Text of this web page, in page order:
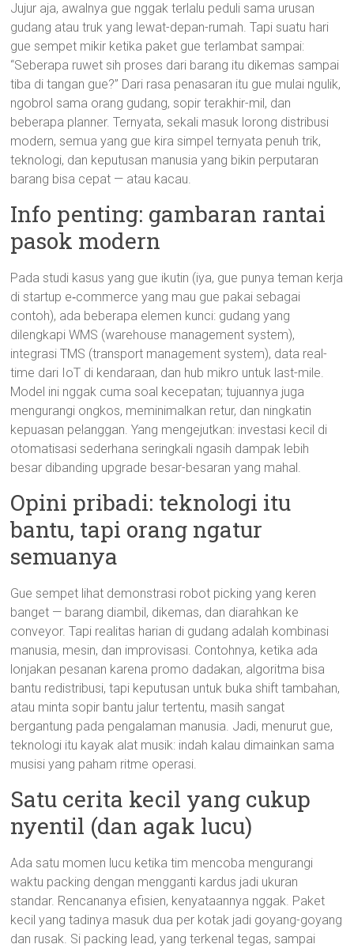
Jujur aja, awalnya gue nggak terlalu peduli sama urusan
gudang atau truk yang lewat-depan-rumah. Tapi suatu hari
gue sempet mikir ketika paket gue terlambat sampai:
“Seberapa ruwet sih proses dari barang itu dikemas sampai
tiba di tangan gue?” Dari rasa penasaran itu gue mulai ngulik,
ngobrol sama orang gudang, sopir terakhir-mil, dan
beberapa planner. Ternyata, sekali masuk lorong distribusi
modern, semua yang gue kira simpel ternyata penuh trik,
teknologi, dan keputusan manusia yang bikin perputaran
barang bisa cepat — atau kacau.
Info penting: gambaran rantai
pasok modern
Pada studi kasus yang gue ikutin (iya, gue punya teman kerja
di startup e‑commerce yang mau gue pakai sebagai
contoh), ada beberapa elemen kunci: gudang yang
dilengkapi WMS (warehouse management system),
integrasi TMS (transport management system), data real-
time dari IoT di kendaraan, dan hub mikro untuk last-mile.
Model ini nggak cuma soal kecepatan; tujuannya juga
mengurangi ongkos, meminimalkan retur, dan ningkatin
kepuasan pelanggan. Yang mengejutkan: investasi kecil di
otomatisasi sederhana seringkali ngasih dampak lebih
besar dibanding upgrade besar-besaran yang mahal.
Opini pribadi: teknologi itu
bantu, tapi orang ngatur
semuanya
Gue sempet lihat demonstrasi robot picking yang keren
banget — barang diambil, dikemas, dan diarahkan ke
conveyor. Tapi realitas harian di gudang adalah kombinasi
manusia, mesin, dan improvisasi. Contohnya, ketika ada
lonjakan pesanan karena promo dadakan, algoritma bisa
bantu redistribusi, tapi keputusan untuk buka shift tambahan,
atau minta sopir bantu jalur tertentu, masih sangat
bergantung pada pengalaman manusia. Jadi, menurut gue,
teknologi itu kayak alat musik: indah kalau dimainkan sama
musisi yang paham ritme operasi.
Satu cerita kecil yang cukup
nyentil (dan agak lucu)
Ada satu momen lucu ketika tim mencoba mengurangi
waktu packing dengan mengganti kardus jadi ukuran
standar. Rencananya efisien, kenyataannya nggak. Paket
kecil yang tadinya masuk dua per kotak jadi goyang-goyang
dan rusak. Si packing lead, yang terkenal tegas, sampai